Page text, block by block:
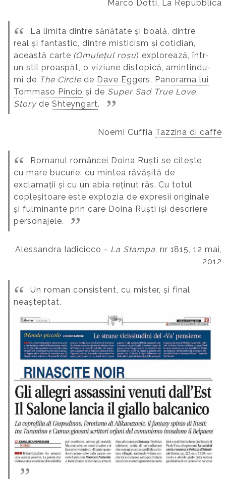
Marco Dotti, La Repubblica
La limita dintre sănătate și boală, dintre
real și fantastic, dintre misticism și cotidian,
această carte (Omulețul roșu) explorează, într-
un stil proaspăt, o viziune distopică, amintindu-
mi de The Circle de Dave Eggers, Panorama lui
Tommaso Pincio și de Super Sad True Love
Storyde Shteyngart.
Noemi Cuffia Tazzina di caffè
Romanul româncei Doina Ruști se citește
cu mare bucurie: cu mintea răvășită de
exclamații și cu un abia reținut râs. Cu totul
copleșitoare este explozia de expresii originale
și fulminante prin care Doina Ruști își descriere
personajele.
Alessandra Iadicicco - La Stampa, nr 1815, 12 mai,
2012
Un roman consistent, cu mister, și final
neașteptat.